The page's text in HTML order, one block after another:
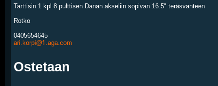
Tarttisin 1 kpl 8 pulttisen Danan akseliin sopivan 16.5" teräsvanteen
Rotko
0405654645
ari.korpi@fi.aga.com
Ostetaan